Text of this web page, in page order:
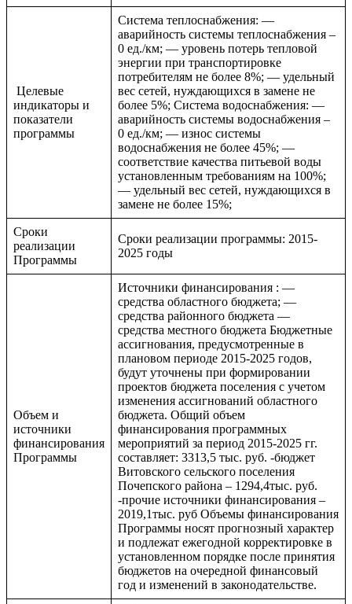
Целевые
индикаторы и
показатели
программы
Система теплоснабжения: —
аварийность системы теплоснабжения –
0 ед./км; — уровень потерь тепловой
энергии при транспортировке
потребителям не более 8%; — удельный
вес сетей, нуждающихся в замене не
более 5%; Система водоснабжения: —
аварийность системы водоснабжения –
0 ед./км; — износ системы
водоснабжения не более 45%; —
соответствие качества питьевой воды
установленным требованиям на 100%;
— удельный вес сетей, нуждающихся в
замене не более 15%;
Сроки
реализации
Программы
Сроки реализации программы: 2015-
2025 годы
Объем и
источники
финансирования
Программы
Источники финансирования : —
средства областного бюджета; —
средства районного бюджета —
средства местного бюджета Бюджетные
ассигнования, предусмотренные в
плановом периоде 2015-2025 годов,
будут уточнены при формировании
проектов бюджета поселения с учетом
изменения ассигнований областного
бюджета. Общий объем
финансирования программных
мероприятий за период 2015-2025 гг.
составляет: 3313,5 тыс. руб. -бюджет
Витовского сельского поселения
Почепского района – 1294,4тыс. руб.
-прочие источники финансирования –
2019,1тыс. руб Объемы финансирования
Программы носят прогнозный характер
и подлежат ежегодной корректировке в
установленном порядке после принятия
бюджетов на очередной финансовый
год и изменений в законодательстве.